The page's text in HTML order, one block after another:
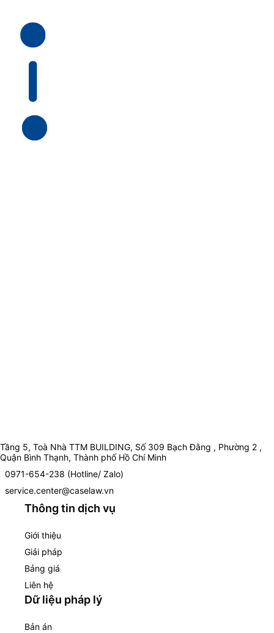
Tầng 5, Toà Nhà TTM BUILDING, Số 309 Bạch Đằng , Phường 2 ,
Quận Bình Thạnh, Thành phố Hồ Chí Minh
0971-654-238 (Hotline/ Zalo)
service.center@caselaw.vn
Thông tin dịch vụ
Giới thiệu
Giải pháp
Bảng giá
Liên hệ
Dữ liệu pháp lý
Bản án